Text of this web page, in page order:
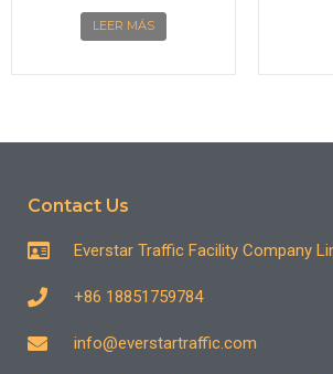
LEER MÁS
Contact Us
Everstar Traffic Facility Company
+86 18851759784
info@everstartraffic.com